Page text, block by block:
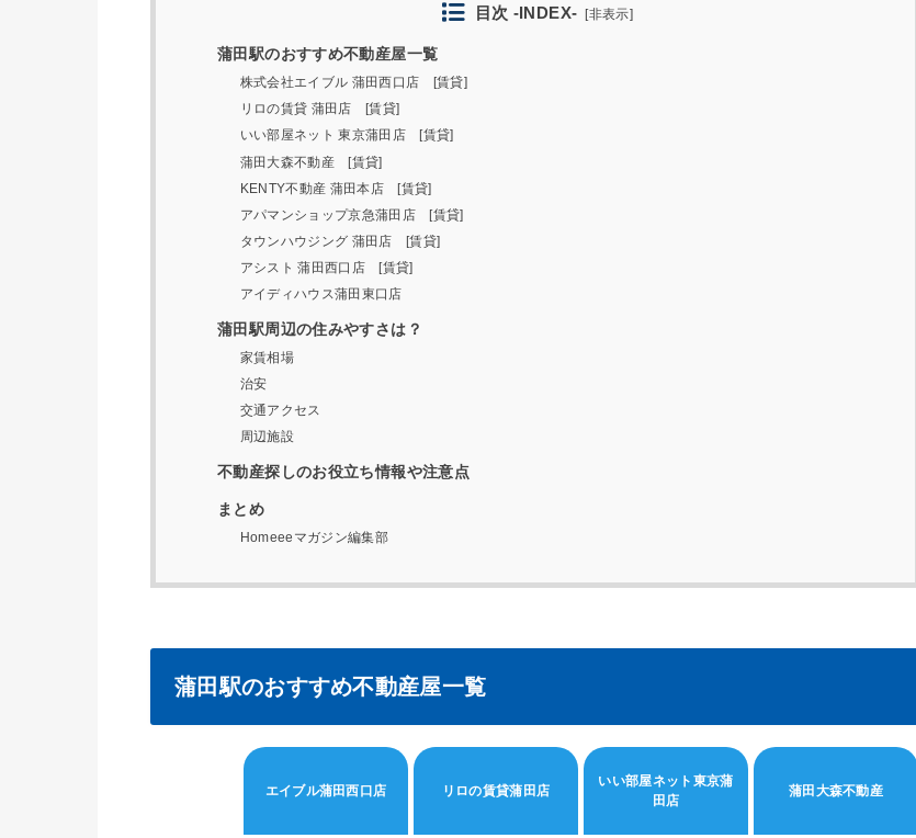
不動産を活用した資産形成コンサルティングを実施している。
目次 -INDEX- [非表示]
蒲田駅のおすすめ不動産屋一覧
株式会社エイブル 蒲田西口店 [賃貸]
リロの賃貸 蒲田店 [賃貸]
いい部屋ネット 東京蒲田店 [賃貸]
蒲田大森不動産 [賃貸]
KENTY不動産 蒲田本店 [賃貸]
アパマンショップ京急蒲田店 [賃貸]
タウンハウジング 蒲田店 [賃貸]
アシスト 蒲田西口店 [賃貸]
アイディハウス蒲田東口店
蒲田駅周辺の住みやすさは？
家賃相場
治安
交通アクセス
周辺施設
不動産探しのお役立ち情報や注意点
まとめ
Homeeeマガジン編集部
蒲田駅のおすすめ不動産屋一覧
エイブル蒲田西口店 リロの賃貸蒲田店
いい部屋ネット東京蒲
田店
蒲田大森不動産